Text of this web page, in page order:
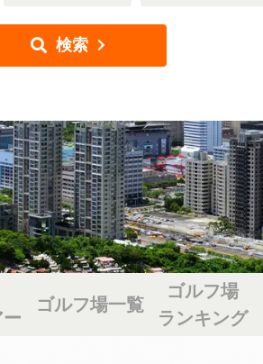
検索
ゴルフ場一覧
ゴルフ場
ランキング